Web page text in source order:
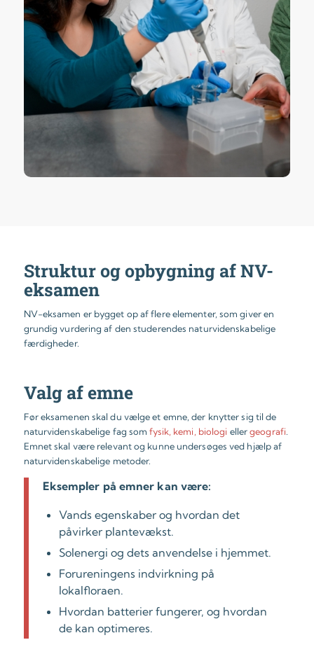
Struktur og opbygning af NV-
eksamen
NV-eksamen er bygget op af flere elementer, som giver en
grundig vurdering af den studerendes naturvidenskabelige
færdigheder.
Valg af emne
Før eksamenen skal du vælge et emne, der knytter sig til de
naturvidenskabelige fag somfysik, kemi, biologi ellergeografi
Emnet skal være relevant og kunne undersøges ved hjælp af
naturvidenskabelige metoder.
Eksempler på emner kan være:
Vands egenskaber og hvordan det
påvirker plantevækst.
Solenergi og dets anvendelse i hjemmet.
Forureningens indvirkning på
lokalfloraen.
Hvordan batterier fungerer, og hvordan
de kan optimeres.